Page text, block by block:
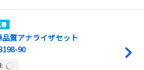
品質アナライザセット
90